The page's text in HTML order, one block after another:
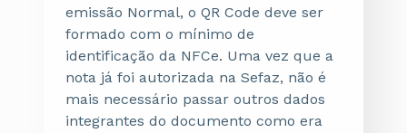
emissão Normal, o QR Code deve ser
formado com o mínimo de
identificação da NFCe. Uma vez que a
nota já foi autorizada na Sefaz, não é
mais necessário passar outros dados
integrantes do documento como era